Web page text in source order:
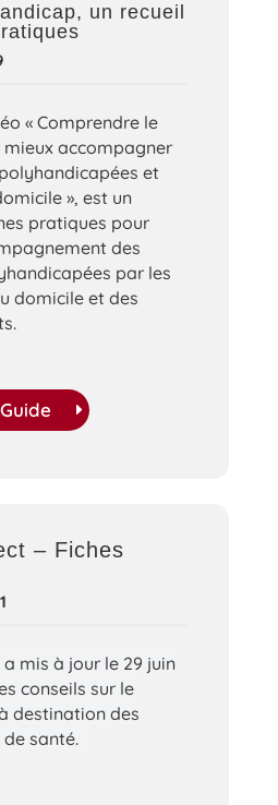
un recueil
« Comprendre le
accompagner
et
», est un
pratiques pour
des
par les
domicile et des
Guide
– Fiches
mis à jour le 29 juin
conseils sur le
destination des
santé.